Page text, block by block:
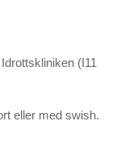
(I11
eller med swish.